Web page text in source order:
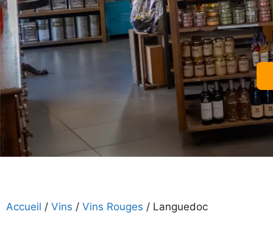
Accueil / Vins / Vins Rouges / Languedoc